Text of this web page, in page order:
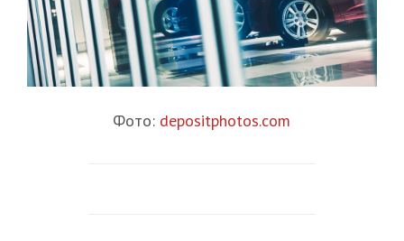
Фото: depositphotos.com